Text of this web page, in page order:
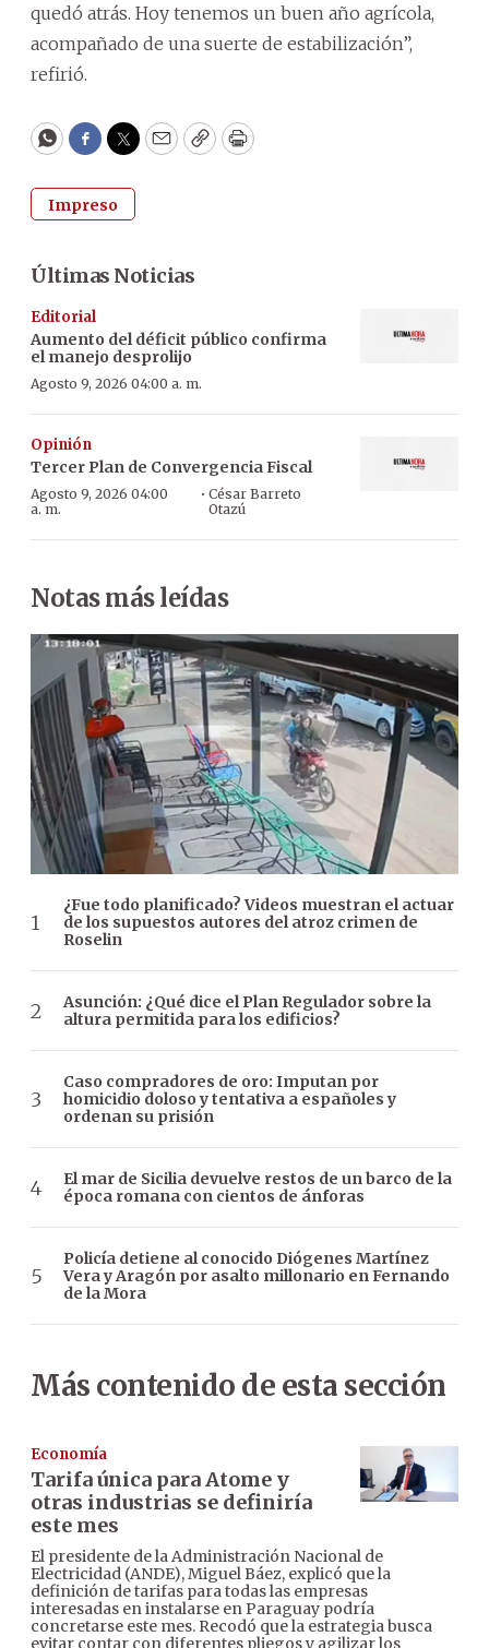
quedó atrás. Hoy tenemos un buen año agrícola,
acompañado de una suerte de estabilización”,
refirió.
WhatsApp
Facebook
Twitter
EmailCopyPrint
Impreso
Últimas Noticias
Editorial
Aumento del déficit público confirma
el manejo desprolijo
Agosto 9, 2026 04:00 a. m.
Opinión
Tercer Plan de Convergencia Fiscal
Agosto 9, 2026 04:00
a. m.
·César Barreto
Otazú
Notas más leídas
¿Fue todo planificado? Videos muestran el actuar
de los supuestos autores del atroz crimen de
Roselin
Asunción: ¿Qué dice el Plan Regulador sobre la
altura permitida para los edificios?
Caso compradores de oro: Imputan por
homicidio doloso y tentativa a españoles y
ordenan su prisión
El mar de Sicilia devuelve restos de un barco de la
época romana con cientos de ánforas
Policía detiene al conocido Diógenes Martínez
Vera y Aragón por asalto millonario en Fernando
de la Mora
Más contenido de esta sección
Economía
Tarifa única para Atome y
otras industrias se definiría
este mes
El presidente de la Administración Nacional de
Electricidad (ANDE), Miguel Báez, explicó que la
definición de tarifas para todas las empresas
interesadas en instalarse en Paraguay podría
concretarse este mes. Recodó que la estrategia busca